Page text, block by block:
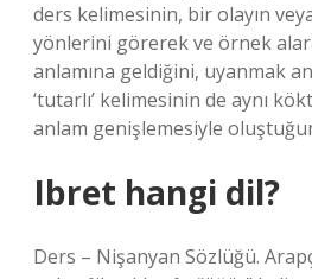
ders kelimesinin, bir olayın
yönlerini görerek ve örnek
anlamına geldiğini, uyanmak
‘tutarlı’ kelimesinin de aynı
anlam genişlemesiyle
Ibret hangi dil?
Ders – Nişanyan Sözlüğü.